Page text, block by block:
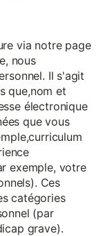
via notre page
nous
Il s'agit
que,nom et
électronique
que vous
exemple, votre
Ces
catégories
(par
grave).